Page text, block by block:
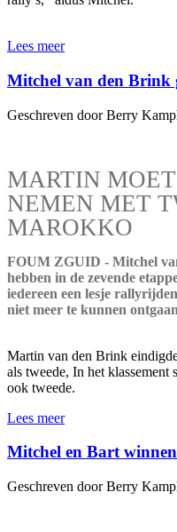
Lees meer
Mitchel van den Brink
Geschreven door Berry
MARTIN
NEMEN MET
MAROKKO
FOUM ZGUID - Mitchel
hebben in de zevende
iedereen een lesje
niet meer te kunnen
Martin van den Brink
als tweede, In het
ook tweede.
Lees meer
Mitchel en Bart
Geschreven door Berry